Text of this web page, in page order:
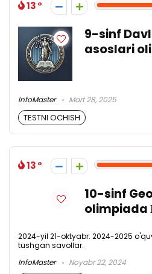
13
9-sinf
asoslari
InfoMaster Mart 28, 2025
TESTNI OCHISH
13
10-sinf
olimpiada
2024-yil 21-oktyabr: 2024-2025
tushgan savollar.
InfoMaster
Noyabr 22, 2024